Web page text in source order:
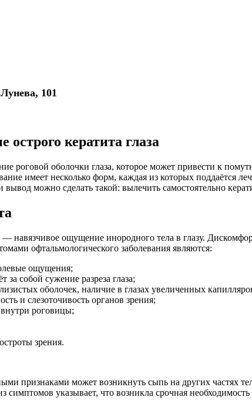
101
кератита глаза
роговой оболочки глаза, которое может привести к
имеет несколько форм, каждая из которых
можно сделать такой: вылечить самостоятельно
— навязчивое ощущение инородного тела в глазу.
офтальмологического заболевания являются:
ощущения;
за собой сужение разреза глаза;
оболочек, наличие в глазах увеличенных
и слезоточивость органов зрения;
роговицы;
зрения.
признаками может возникнуть сыпь на других частях
симптомов указывает, что возникла срочная необходимость